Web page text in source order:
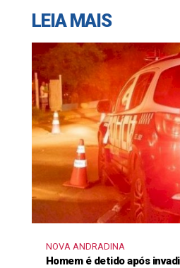
LEIA MAIS
NOVA ANDRADINA
Homem é detido após